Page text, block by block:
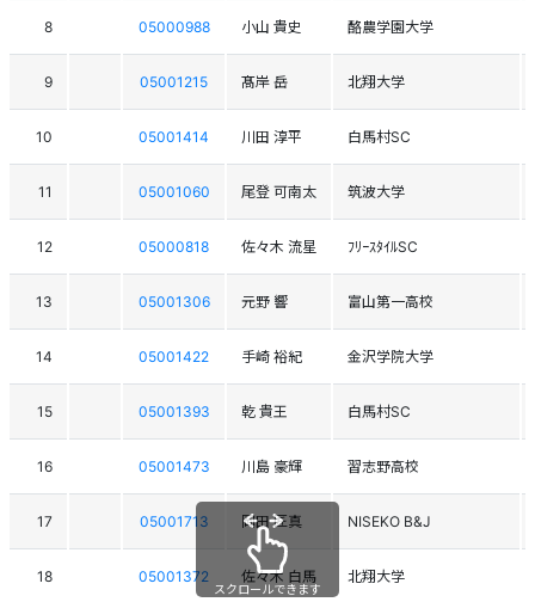
8 05000988 小山 貴史 酪農学園大学
9 05001215 髙岸 岳 北翔大学
10 05001414 川田 淳平 白馬村SC
11 05001060 尾登 可南太 筑波大学
12 05000818 佐々木 流星 ﾌﾘｰｽﾀｲﾙSC
13 05001306 元野 響 富山第一高校
14 05001422 手崎 裕紀 金沢学院大学
15 05001393 乾 貴王 白馬村SC
16 05001473 川島 豪輝 習志野高校
17 05001713 岡田 匠真 NISEKO B&J
18 05001372 佐々木 白馬 北翔大学
スクロールできます